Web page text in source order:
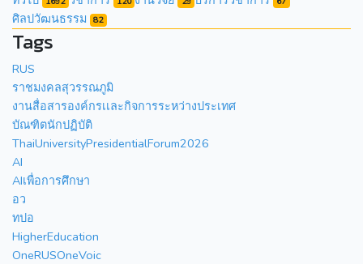
ศิลปวัฒนธรรม 82
Tags
RUS
ราชมงคลสุวรรณภูมิ
งานสื่อสารองค์กรเเละกิจการระหว่างประเทศ
บัณฑิตนักปฏิบัติ
ThaiUniversityPresidentialForum2026
AI
AIเพื่อการศึกษา
อว
ทปอ
HigherEducation
OneRUSOneVoic